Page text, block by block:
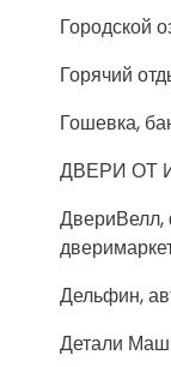
Городской
Горячий
Гошевка,
ДВЕРИ ОТ И
ДвериВелл,
Дельфин,
Детали